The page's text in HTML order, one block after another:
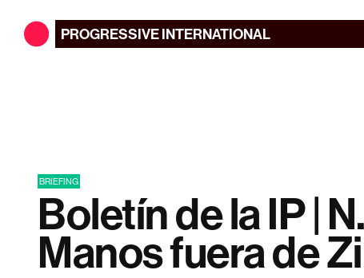
PROGRESSIVEINTERNATIONAL
BRIEFING
Boletín de la IP |
Manos fuera de